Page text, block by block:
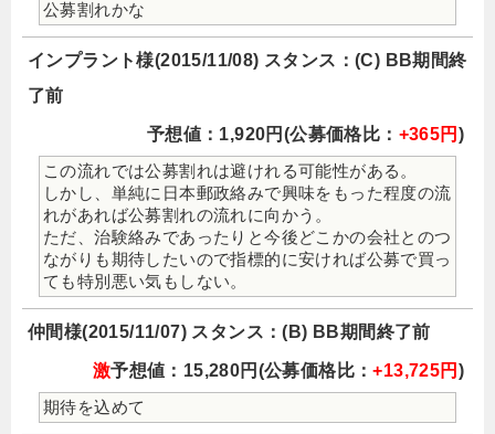
公募割れかな
インプラント様(2015/11/08) スタンス：(C) BB期間終
了前
予想値：1,920円(公募価格比： +365円 )
この流れでは公募割れは避けれる可能性がある。
しかし、単純に日本郵政絡みで興味をもった程度の流
れがあれば公募割れの流れに向かう。
ただ、治験絡みであったりと今後どこかの会社とのつ
ながりも期待したいので指標的に安ければ公募で買っ
ても特別悪い気もしない。
仲間様(2015/11/07) スタンス：(B) BB期間終了前
激予想値：15,280円(公募価格比：+13,725円 )
期待を込めて